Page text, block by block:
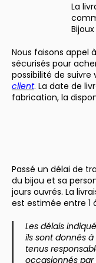
La
Nous faisons appel
sécurisés pour
possibilité de
client. La date de
fabrication, la
Passé un délai de
du bijou et sa
jours ouvrés. La
est estimée entre 1
Les délais
ils sont donnés
tenus
occasionnés par